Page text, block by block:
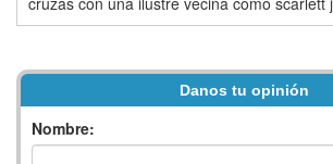
Danos tu opinión
Nombre: